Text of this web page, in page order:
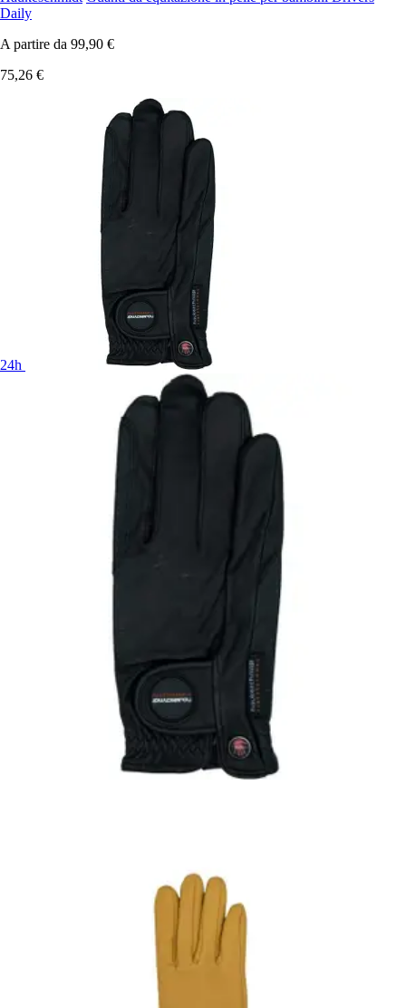
Daily
A partire da 99,90 €
75,26 €
24h